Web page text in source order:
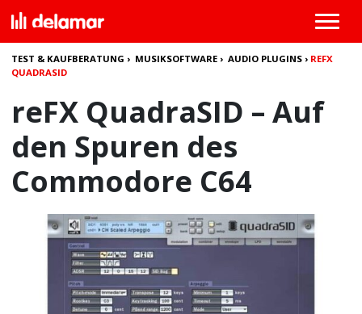
TEST & KAUFBERATUNG › MUSIKSOFTWARE ›AUDIO PLUGINS › REFX
QUADRASID
reFX QuadraSID – Auf
den Spuren des
Commodore C64